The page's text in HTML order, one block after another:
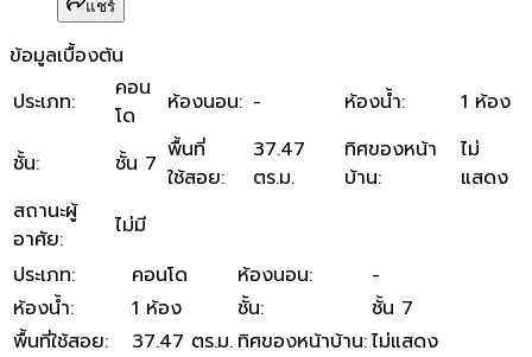
แชร์
ข้อมูลเบื้องต้น
ประเภท:
คอน
โด
ห้องนอน: - ห้องน้ำ: 1 ห้อง
ชั้น: ชั้น 7 พื้นที่
ใช้สอย:
37.47
ตร.ม.
ทิศของหน้า
บ้าน:
ไม่
แสดง
สถานะผู้
อาศัย:
ไม่มี
ประเภท: คอนโด ห้องนอน:
-
ห้องน้ำ: 1 ห้อง ชั้น:
ชั้น 7
พื้นที่ใช้สอย: 37.47 ตร.ม. ทิศของหน้าบ้าน:ไม่แสดง